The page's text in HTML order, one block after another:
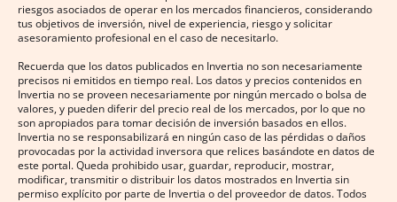
riesgos asociados de operar en los mercados financieros, considerando
tus objetivos de inversión, nivel de experiencia, riesgo y solicitar
asesoramiento profesional en el caso de necesitarlo.
Recuerda que los datos publicados en Invertia no son necesariamente
precisos ni emitidos en tiempo real. Los datos y precios contenidos en
Invertia no se proveen necesariamente por ningún mercado o bolsa de
valores, y pueden diferir del precio real de los mercados, por lo que no
son apropiados para tomar decisión de inversión basados en ellos.
Invertia no se responsabilizará en ningún caso de las pérdidas o daños
provocadas por la actividad inversora que relices basándote en datos de
este portal. Queda prohibido usar, guardar, reproducir, mostrar,
modificar, transmitir o distribuir los datos mostrados en Invertia sin
permiso explícito por parte de Invertia o del proveedor de datos. Todos